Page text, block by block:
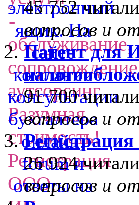
45 752 читали
вопросов и
Патент для
91 700 читали
вопросов и
26 924 читали
вопросов и